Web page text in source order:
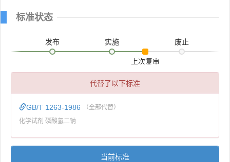
标准状态
发布 实施
上次复审
废止
代替了以下标准
GB/T 1263-1986 （全部代替）
化学试剂 磷酸氢二钠
当前标准